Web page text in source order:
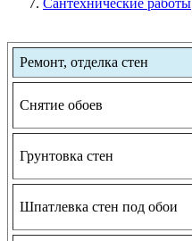
Сантехнические работы
Ремонт, отделка стен
Снятие обоев
Грунтовка стен
Шпатлевка стен под обои